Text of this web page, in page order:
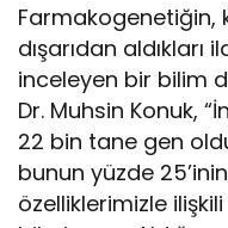
Farmakogenetiğin,
dışarıdan
inceleyen bir bilim
Dr. Muhsin Konuk,
22 bin tane gen
bunun yüzde
özelliklerimizle